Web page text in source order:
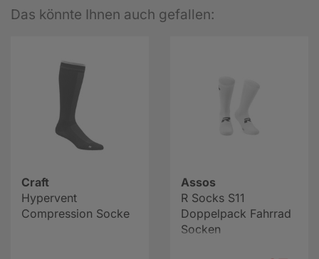
Das könnte Ihnen auch gefallen:
Craft
Hypervent
Compression Socke
Assos
R Socks S11
Doppelpack Fahrrad
Socken